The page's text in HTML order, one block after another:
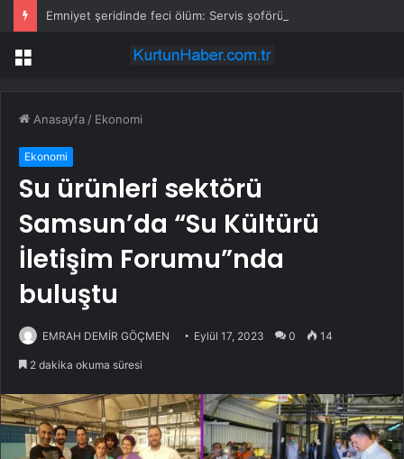
Menü
Anasayfa / Ekonomi
Ekonomi
Su ürünleri sektörü
Samsun’da “Su Kültürü
İletişim Forumu”nda
buluştu
EMRAH DEMİR GÖÇMEN Eylül 17, 2023 0 14
2 dakika okuma süresi